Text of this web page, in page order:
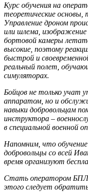
Курс обучения на
теоретические основы,
Управление дроном
или шлема, изображение
бортовой камеры
высокие, поэтому
быстрой и
реальный полет,
симуляторах.
Бойцов не только учат
аппаратом, но и
навыки добровольцам
инструктора –
в специальной военной
Напомним, что
добровольцы со всей
время организуют
Стать оператором
этого следует